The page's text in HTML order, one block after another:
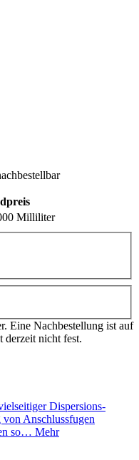
Milliliter
Eine Nachbestellung ist auf
derzeit nicht fest.
Dispersions-
Anschlussfugen
so… Mehr